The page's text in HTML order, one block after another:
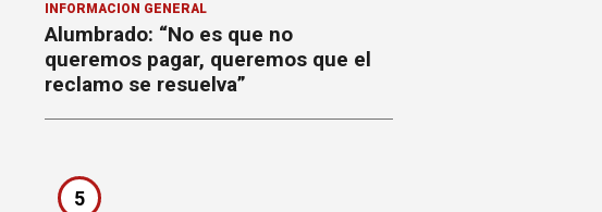
INFORMACION GENERAL
Alumbrado: “No es que no
queremos pagar, queremos que el
reclamo se resuelva”
5